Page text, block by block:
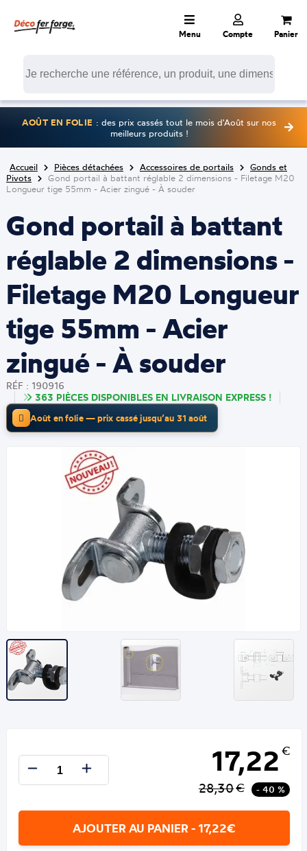
Menu Compte Panier
AOÛT EN FOLIE : des prix cassés tout le mois d'Août sur nos
meilleurs produits !
Accueil Pièces détachées Accessoires de portails
Gonds et
Pivots
Gond portail à battant réglable 2 dimensions - Filetage M20
Longueur tige 55mm - Acier zingué - À souder
Gond portail à battant
réglable 2 dimensions -
Filetage M20 Longueur
tige 55mm - Acier
zingué - À souder
RÉF : 190916
363 PIÈCES DISPONIBLES EN LIVRAISON EXPRESS !
Août en folie — prix cassé jusqu’au 31 août
17,22 €
28,30€ - 40 %
AJOUTER AU PANIER - 17,22€